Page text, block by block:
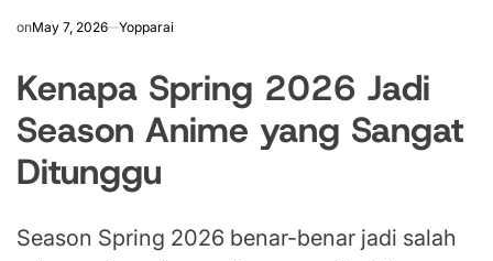
onMay 7, 2026 Yopparai
Kenapa Spring 2026 Jadi
Season Anime yang Sangat
Ditunggu
Season Spring 2026 benar-benar jadi salah